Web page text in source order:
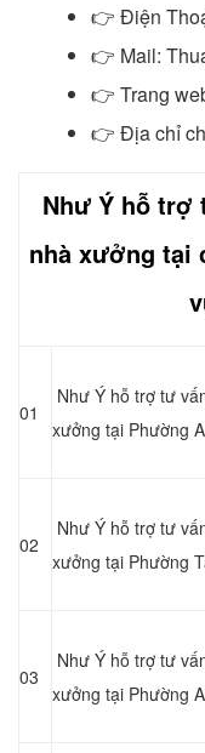
👉 Điện
👉 Mail:
👉 Trang
👉 Địa chỉ
Như Ý hỗ trợ
nhà xưởng tại
01
Như Ý hỗ trợ tư
xưởng tại Phường
02
Như Ý hỗ trợ tư
xưởng tại Phường
03
Như Ý hỗ trợ tư
xưởng tại Phường